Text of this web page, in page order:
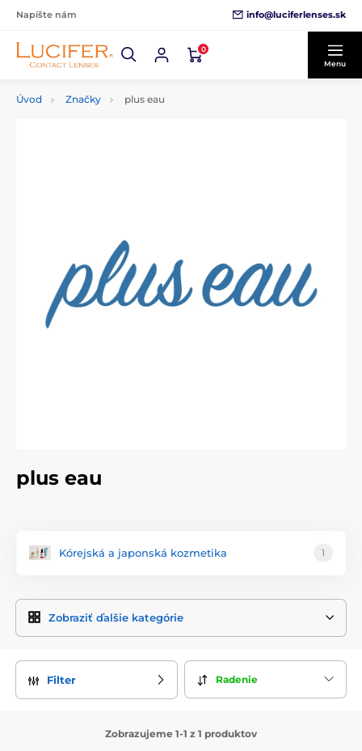
Napíšte nám info@luciferlenses.sk
0
Menu
Úvod Značky plus eau
plus eau
Kórejská a japonská kozmetika 1
Zobraziť ďalšie kategórie
Filter Radenie
Zobrazujeme 1-1 z 1 produktov